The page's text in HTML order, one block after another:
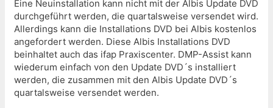
Eine Neuinstallation kann nicht mit der Albis Update DVD
durchgeführt werden, die quartalsweise versendet wird.
Allerdings kann die Installations DVD bei Albis kostenlos
angefordert werden. Diese Albis Installations DVD
beinhaltet auch das ifap Praxiscenter. DMP-Assist kann
wiederum einfach von den Update DVD´s installiert
werden, die zusammen mit den Albis Update DVD´s
quartalsweise versendet werden.